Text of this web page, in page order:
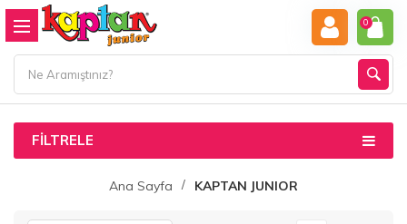
0
FILTRELE
Ana Sayfa KAPTAN JUNIOR